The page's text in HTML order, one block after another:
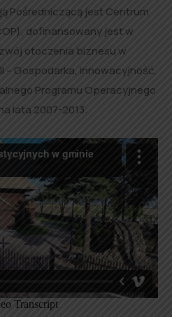
Pośredniczącą jest Centrum
dofinansowany jest w
otoczenia biznesu w
– Gospodarka, innowacyjność,
Programu Operacyjnego
lata 2007-2013.